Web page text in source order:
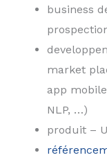
business
market
app
NLP, …)
produit –